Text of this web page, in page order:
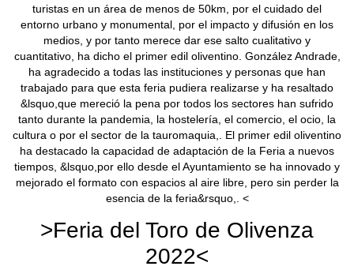
turistas en un área de menos de 50km, por el cuidado del
entorno urbano y monumental, por el impacto y difusión en los
medios, y por tanto merece dar ese salto cualitativo y
cuantitativo, ha dicho el primer edil oliventino. González Andrade,
ha agradecido a todas las instituciones y personas que han
trabajado para que esta feria pudiera realizarse y ha resaltado
&lsquo,que mereció la pena por todos los sectores han sufrido
tanto durante la pandemia, la hostelería, el comercio, el ocio, la
cultura o por el sector de la tauromaquia,. El primer edil oliventino
ha destacado la capacidad de adaptación de la Feria a nuevos
tiempos, &lsquo,por ello desde el Ayuntamiento se ha innovado y
mejorado el formato con espacios al aire libre, pero sin perder la
esencia de la feria&rsquo,. <
>Feria del Toro de Olivenza
2022<